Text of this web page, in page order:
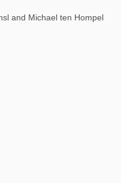
and Michael ten Hompel